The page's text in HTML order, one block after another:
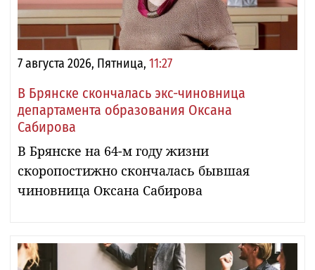
7 августа 2026, Пятница, 11:27
В Брянске скончалась экс-чиновница
департамента образования Оксана
Сабирова
В Брянске на 64-м году жизни
скоропостижно скончалась бывшая
чиновница Оксана Сабирова